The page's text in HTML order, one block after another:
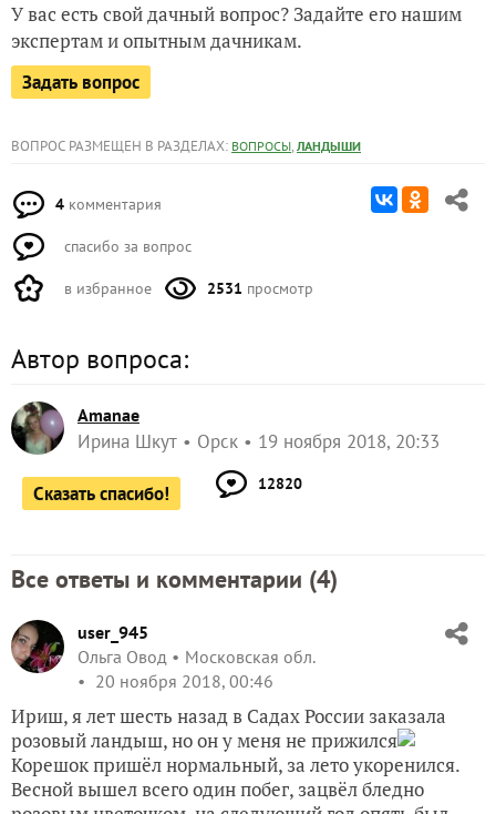
У вас есть свой дачный вопрос? Задайте его нашим
экспертам и опытным дачникам.
Задать вопрос
ВОПРОС РАЗМЕЩЕН В РАЗДЕЛАХ: ВОПРОСЫ, ЛАНДЫШИ
4 комментария
спасибо за вопрос
в избранное 2531 просмотр
Автор вопроса:
Amanae
Ирина Шкут Орск 19 ноября 2018, 20:33
Сказать спасибо! 12820
Все ответы и комментарии (4)
user_945
Ольга Овод
Московская обл.
20 ноября 2018, 00:46
Ириш, я лет шесть назад в Садах России заказала
розовый ландыш, но он у меня не прижился
Корешок пришёл нормальный, за лето укоренился.
Весной вышел всего один побег, зацвёл бледно